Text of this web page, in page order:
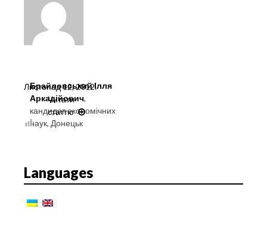
Брайловський Ілля
Аркадійович,
кандидат економічних
наук, Донецьк
Листопад 12, 2012.
Читати
статтю
ПЕРЕДАЧА
ОДНА
З
Languages